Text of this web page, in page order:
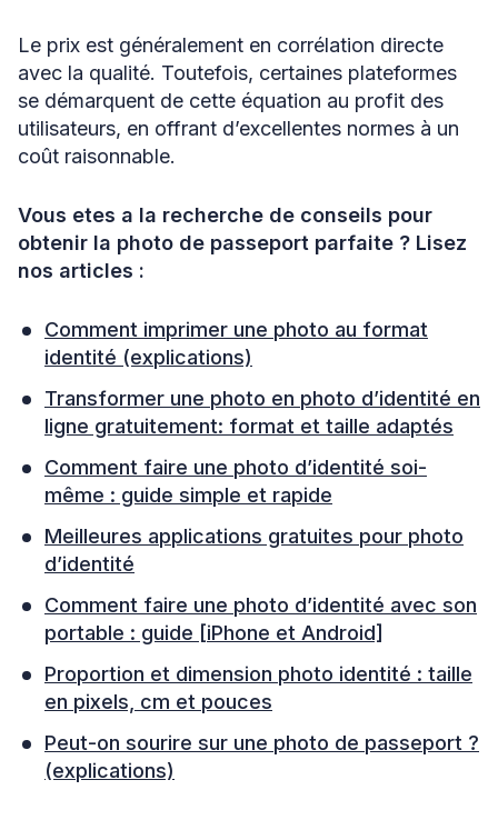
Le prix est généralement en corrélation directe
avec la qualité. Toutefois, certaines plateformes
se démarquent de cette équation au profit des
utilisateurs, en offrant d’excellentes normes à un
coût raisonnable.
Vous etes a la recherche de conseils pour
obtenir la photo de passeport parfaite ? Lisez
nos articles :
Comment imprimer une photo au format
identité (explications)
Transformer une photo en photo d’identité en
ligne gratuitement: format et taille adaptés
Comment faire une photo d’identité soi-
même : guide simple et rapide
Meilleures applications gratuites pour photo
d’identité
Comment faire une photo d’identité avec son
portable : guide [iPhone et Android]
Proportion et dimension photo identité : taille
en pixels, cm et pouces
Peut-on sourire sur une photo de passeport ?
(explications)